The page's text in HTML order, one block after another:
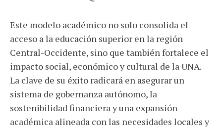
Este modelo académico no solo consolida el
acceso a la educación superior en la región
Central-Occidente, sino que también fortalece el
impacto social, económico y cultural de la UNA.
La clave de su éxito radicará en asegurar un
sistema de gobernanza autónomo, la
sostenibilidad financiera y una expansión
académica alineada con las necesidades locales y